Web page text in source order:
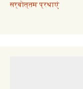
सर्वोत्तम प्रथाएं